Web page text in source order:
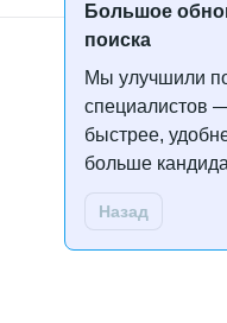
Большое
поиска
Мы улучшили
специалистов
быстрее,
больше
Назад